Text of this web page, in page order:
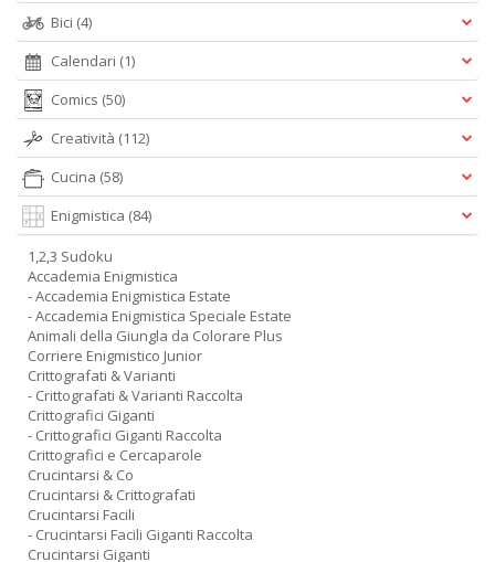
Bici (4)
Calendari (1)
Comics (50)
Creatività (112)
Cucina (58)
Enigmistica (84)
1,2,3 Sudoku
Accademia Enigmistica
- Accademia Enigmistica Estate
- Accademia Enigmistica Speciale Estate
Animali della Giungla da Colorare Plus
Corriere Enigmistico Junior
Crittografati & Varianti
- Crittografati & Varianti Raccolta
Crittografici Giganti
- Crittografici Giganti Raccolta
Crittografici e Cercaparole
Crucintarsi & Co
Crucintarsi & Crittografati
Crucintarsi Facili
- Crucintarsi Facili Giganti Raccolta
Crucintarsi Giganti